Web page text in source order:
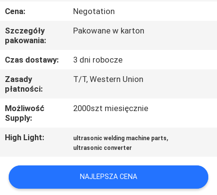
SKONTAKTUJ
SIĘ
Z
NAMI
NOWOŚCI
SPRAWY
O
WYCENĘ
Cena:
Negotation
Szczegóły
pakowania:
Pakowane w karton
Czas dostawy:
3 dni robocze
Zasady
płatności:
T/T, Western Union
Możliwość
Supply:
2000szt miesięcznie
High Light: ultrasonic welding machine parts,
ultrasonic converter
NAJLEPSZA CENA